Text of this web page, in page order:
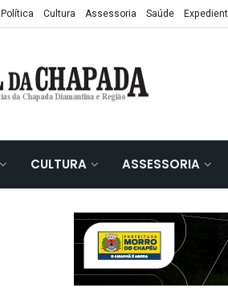
Política Cultura Assessoria Saúde
CULTURA ASSESSORIA